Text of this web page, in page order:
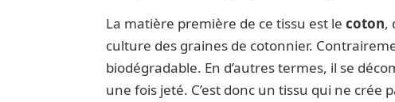
La matière première de ce tissu est le coton,
culture des graines de cotonnier.
biodégradable. En d’autres termes, il se
une fois jeté. C’est donc un tissu qui ne crée